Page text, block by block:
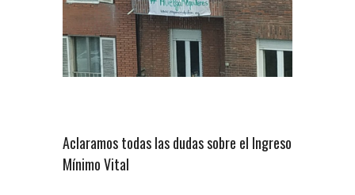
Aclaramos todas las dudas sobre el Ingreso
Mínimo Vital